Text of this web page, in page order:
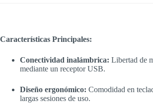
Características Principales:
Conectividad inalámbrica: Libertad de
mediante un receptor USB.
Diseño ergonómico: Comodidad en
largas sesiones de uso.